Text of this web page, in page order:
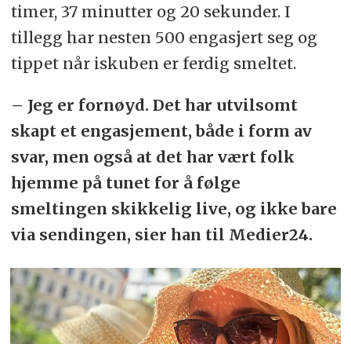
timer, 37 minutter og 20 sekunder. I
tillegg har nesten 500 engasjert seg og
tippet når iskuben er ferdig smeltet.
– Jeg er fornøyd. Det har utvilsomt
skapt et engasjement, både i form av
svar, men også at det har vært folk
hjemme på tunet for å følge
smeltingen skikkelig live, og ikke bare
via sendingen, sier han til Medier24.